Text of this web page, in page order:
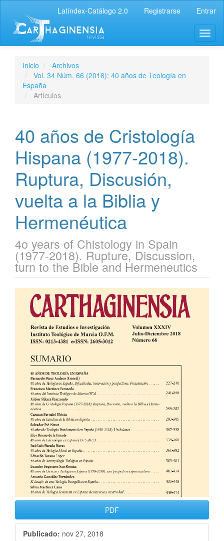
Latíndex-Catálogo 2.0 Registrarse Entrar
Inicio
Archivos
Vol. 34 Núm. 66 (2018): 40 años de Teología en
España
Artículos
40 años de Cristología
Hispana (1977-2018).
Ruptura, Discusión,
vuelta a la Biblia y
Hermenéutica
4o years of Chistology in Spain
(1977-2018). Rupture, Discussion,
turn to the Bible and Hermeneutics
PDF
Publicado: nov 27, 2018